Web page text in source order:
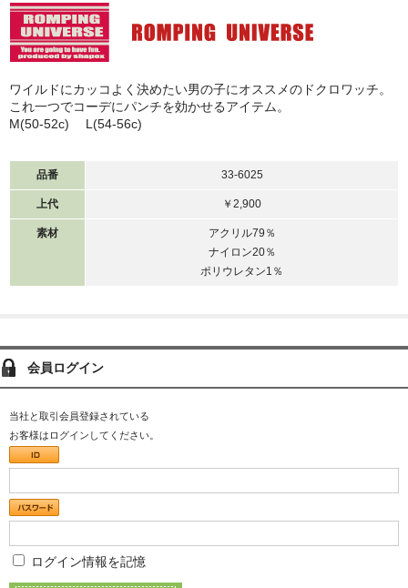
ワイルドにカッコよく決めたい男の子にオススメのドクロワッチ。
これ一つでコーデにパンチを効かせるアイテム。
M(50-52c) L(54-56c)
品番 33-6025
上代 ￥2,900
素材
アクリル79％
ナイロン20％
ポリウレタン1％
会員ログイン
当社と取引会員登録されている
お客様はログインしてください。
ログイン情報を記憶